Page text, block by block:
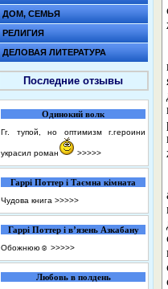
ДОМ, СЕМЬЯ
РЕЛИГИЯ
ДЕЛОВАЯ ЛИТЕРАТУРА
Последние отзывы
Одинокий волк
Гг. тупой, но оптимизм г.героини
украсил роман >>>>>
Гаррі Поттер і Таємна кімната
Чудова книга >>>>>
Гаррі Поттер і в’язень Азкабану
Обожнюю☺️ >>>>>
Любовь в полдень